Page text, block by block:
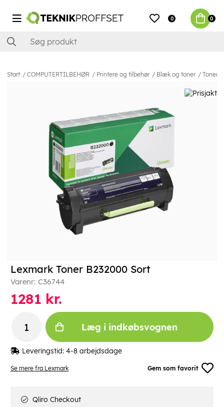
0 0
Start COMPUTERTILBEHØR Printere og tilbehør Blæk og toner Toner
Se mere fra Lexmark Gem som favorit
Lexmark Toner B232000 Sort
Varenr: C36744
1281 kr.
Læg i indkøbsvognen
Leveringstid: 4-8 arbejdsdage
Qliro Checkout